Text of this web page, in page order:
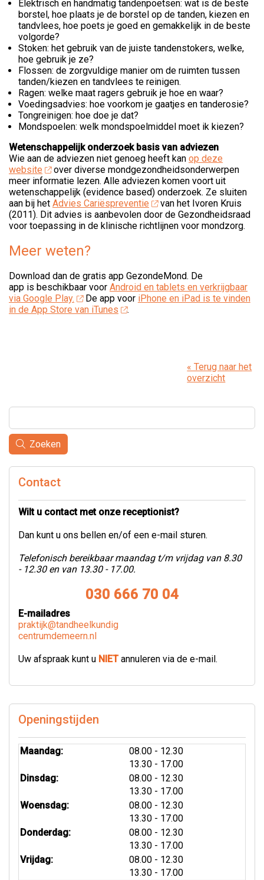
Elektrisch en handmatig tandenpoetsen: wat is de beste
borstel, hoe plaats je de borstel op de tanden, kiezen en
tandvlees, hoe poets je goed en gemakkelijk in de beste
volgorde?
Stoken: het gebruik van de juiste tandenstokers, welke,
hoe gebruik je ze?
Flossen: de zorgvuldige manier om de ruimten tussen
tanden/kiezen en tandvlees te reinigen.
Ragen: welke maat ragers gebruik je hoe en waar?
Voedingsadvies: hoe voorkom je gaatjes en tanderosie?
Tongreinigen: hoe doe je dat?
Mondspoelen: welk mondspoelmiddel moet ik kiezen?
Wetenschappelijk onderzoek basis van adviezen
Wie aan de adviezen niet genoeg heeft kan op deze
website
over diverse mondgezondheidsonderwerpen
meer informatie lezen. Alle adviezen komen voort uit
wetenschappelijk (evidence based) onderzoek. Ze sluiten
aan bij het Advies Cariëspreventie
van het Ivoren Kruis
(2011). Dit advies is aanbevolen door de Gezondheidsraad
voor toepassing in de klinische richtlijnen voor mondzorg.
Meer weten?
Download dan de gratis app GezondeMond. De
app is beschikbaar voor Android en tablets en verkrijgbaar
via Google Play.
De app voor iPhone en iPad is te vinden
in de App Store van iTunes
.
« Terug naar het
overzicht
Zoeken
Contact
Wilt u contact met onze receptionist?
Dan kunt u ons bellen en/of een e-mail sturen.
Telefonisch bereikbaar maandag t/m vrijdag van 8.30
- 12.30 en van 13.30 - 17.00.
030 666 70 04
E-mailadres
praktijk@tandheelkundig
centrumdemeern.nl
Uw afspraak kunt u NIETannuleren via de e-mail.
Openingstijden
Maandag: 08.00 tot
- 12.30
13.30 tot
- 17.00
Dinsdag:
08.00 tot
- 12.30
13.30 tot
- 17.00
Woensdag:
08.00 tot
- 12.30
13.30 tot
- 17.00
Donderdag:
08.00 tot
- 12.30
13.30 tot
- 17.00
Vrijdag:
08.00 tot
- 12.30
13.30 tot
- 17.00